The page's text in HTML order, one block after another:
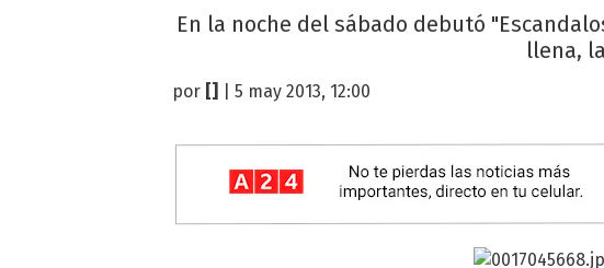
En la noche del sábado debutó
llena,
por | 5 may 2013, 12:00